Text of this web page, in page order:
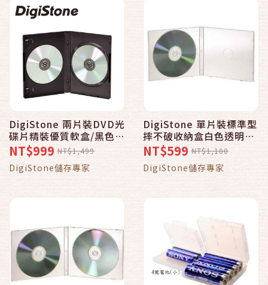
DigiStone 兩片裝DVD光
碟片精裝優質軟盒/黑色
100PCS
NT$999 NT$1,499
DigiStone儲存專家
DigiStone 單片裝標準型
摔不破收納盒白色透明
100片
NT$599 NT$1,100
DigiStone儲存專家